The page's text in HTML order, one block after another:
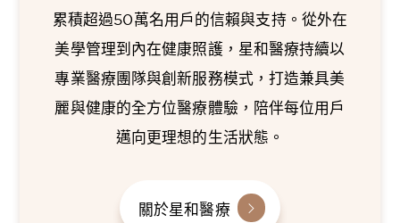
累積超過50萬名用戶的信賴與支持。從外在
美學管理到內在健康照護，星和醫療持續以
專業醫療團隊與創新服務模式，打造兼具美
麗與健康的全方位醫療體驗，陪伴每位用戶
邁向更理想的生活狀態。
關於星和醫療